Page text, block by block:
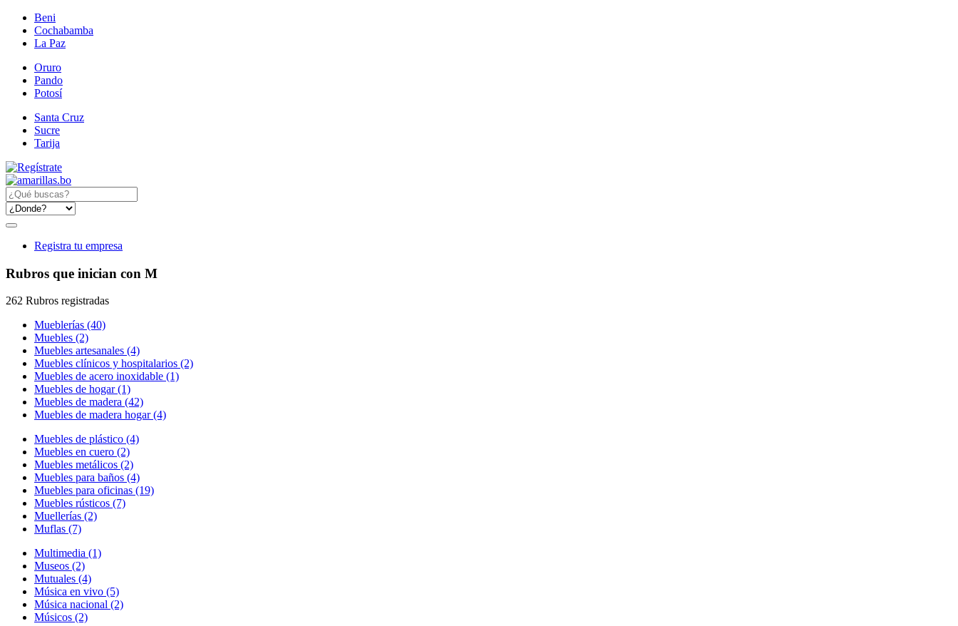
Beni
Cochabamba
La Paz
Oruro
Pando
Potosí
Santa Cruz
Sucre
Tarija
Registra tu empresa
Rubros que inician con M
262 Rubros registradas
Mueblerías (40)
Muebles (2)
Muebles artesanales (4)
Muebles clínicos y hospitalarios (2)
Muebles de acero inoxidable (1)
Muebles de hogar (1)
Muebles de madera (42)
Muebles de madera hogar (4)
Muebles de plástico (4)
Muebles en cuero (2)
Muebles metálicos (2)
Muebles para baños (4)
Muebles para oficinas (19)
Muebles rústicos (7)
Muellerías (2)
Muflas (7)
Multimedia (1)
Museos (2)
Mutuales (4)
Música en vivo (5)
Música nacional (2)
Músicos (2)